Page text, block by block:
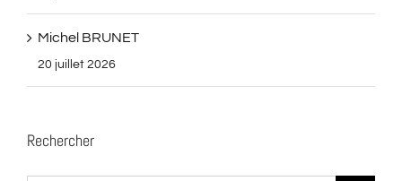
Michel BRUNET
20 juillet 2026
Rechercher